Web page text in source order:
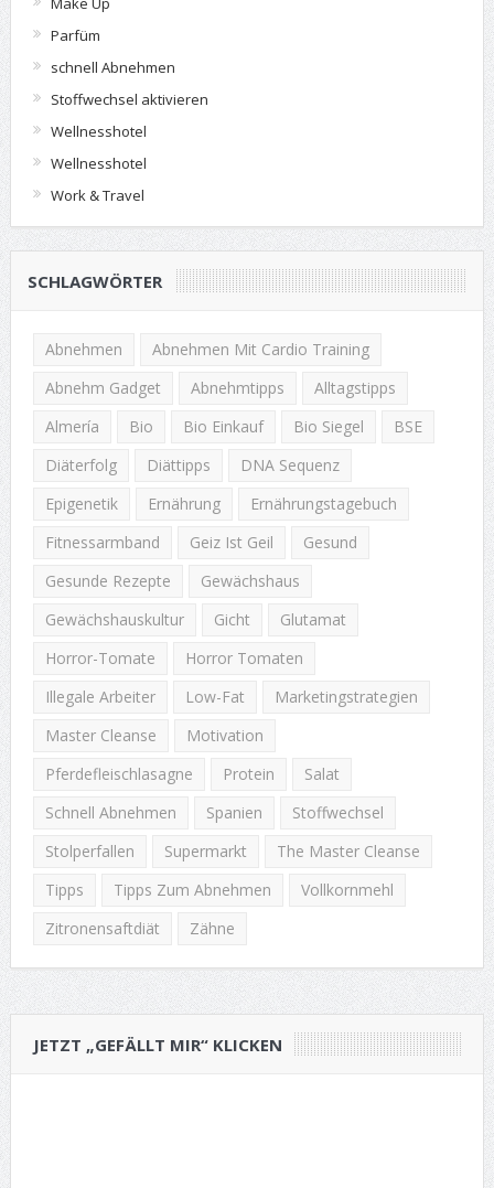
Parfüm
schnell Abnehmen
Stoffwechsel aktivieren
Wellnesshotel
Wellnesshotel
Work & Travel
SCHLAGWÖRTER
Abnehmen
Abnehmen Mit Cardio Training
Abnehm Gadget
Abnehmtipps
Alltagstipps
Almería
Bio Bio Einkauf Bio Siegel
BSE
Diäterfolg
Diättipps
DNA Sequenz
Epigenetik
Ernährung
Ernährungstagebuch
Fitnessarmband
Geiz Ist Geil
Gesund
Gesunde Rezepte
Gewächshaus
Gewächshauskultur
Gicht
Glutamat
Horror-Tomate
Horror Tomaten
Illegale Arbeiter
Low-Fat
Marketingstrategien
Master Cleanse
Motivation
Pferdefleischlasagne
Protein
Salat
Schnell Abnehmen
Spanien
Stoffwechsel
Stolperfallen
Supermarkt
The Master Cleanse
Tipps
Tipps Zum Abnehmen
Vollkornmehl
Zitronensaftdiät
Zähne
JETZT „GEFÄLLT MIR“ KLICKEN